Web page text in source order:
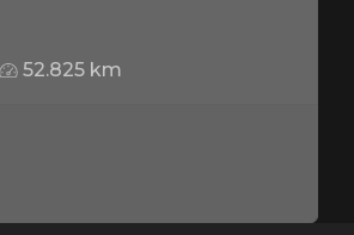
52.825 km